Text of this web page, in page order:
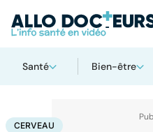
Santé Bien-être
AccueilSanté
CERVEAU